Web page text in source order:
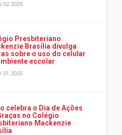
Presbiteriano
Brasília divulga
sobre o uso do celular
escolar
celebra o Dia de Ações
no Colégio
Mackenzie